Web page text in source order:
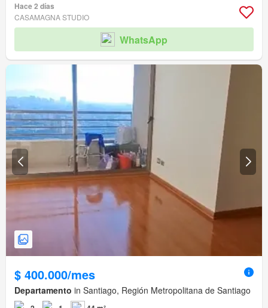
Hace 2 días
CASAMAGNA STUDIO
WhatsApp
$ 400.000/mes
Departamento in Santiago, Región Metropolitana de Santiago